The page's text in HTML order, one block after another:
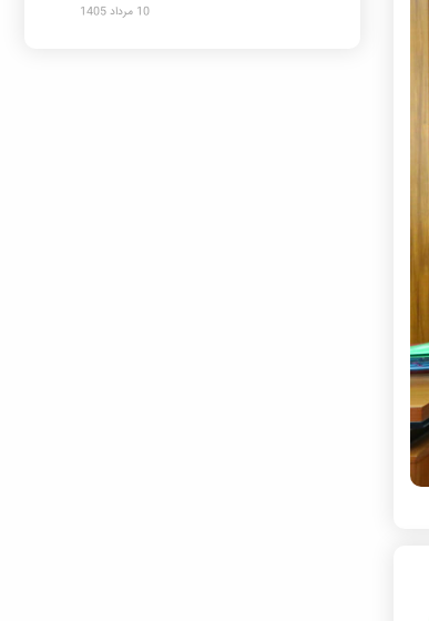
10 مرداد 1405